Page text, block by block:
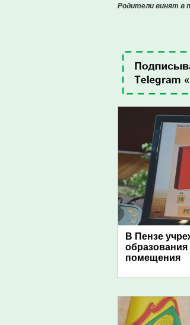
Родители винят в
В Пензе
помещения